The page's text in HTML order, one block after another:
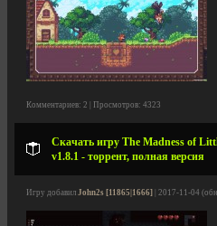
Комментариев: 2 | Просмотров: 4323
Скачать игру The Madness of
v1.8.1 - торрент, полная версия
Игру добавил John2s [11865|1666] | 2017-11-04